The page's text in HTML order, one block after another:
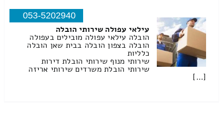
053-5202940
עילאי עפולה שירותי הובלה
הובלה עילאי עפולה מובילים בעפולה
הובלה בצפון הובלה בבית שאן הובלה
כלליות
שירותי מנוף שירותי הובלת דירות
שירותי הובלת משרדים שירותי אריזה
[…]